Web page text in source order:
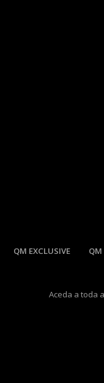
QM EXCLUSIVE
Aceda a toda